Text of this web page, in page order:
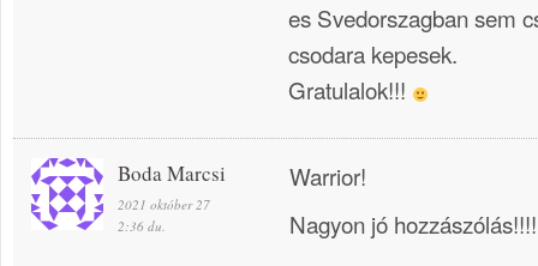
es Svedorszagban sem
csodara kepesek.
Gratulalok!!!
Boda Marcsi
2021 október 27
2:36 du.
Warrior!
Nagyon jó